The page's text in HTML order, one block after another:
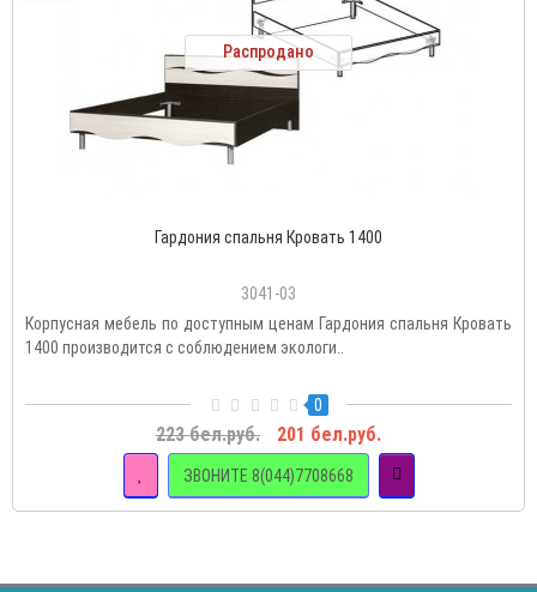
Распродано
Гардония спальня Кровать 1400
3041-03
Корпусная мебель по доступным ценам Гардония спальня Кровать
1400 производится с соблюдением экологи..
0
223 бел.руб. 201 бел.руб.
ЗВОНИТЕ 8(044)7708668